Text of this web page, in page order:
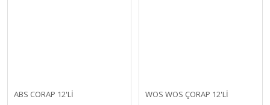
ABS CORAP 12'Lİ WOS WOS ÇORAP 12'Lİ